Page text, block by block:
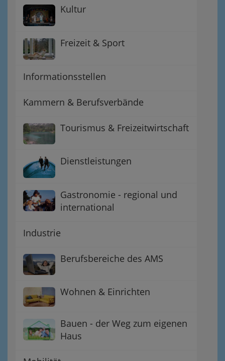
Kultur
Freizeit & Sport
Informationsstellen
Kammern & Berufsverbände
Tourismus & Freizeitwirtschaft
Dienstleistungen
Gastronomie - regional und
international
Industrie
Berufsbereiche des AMS
Wohnen & Einrichten
Bauen - der Weg zum eigenen
Haus